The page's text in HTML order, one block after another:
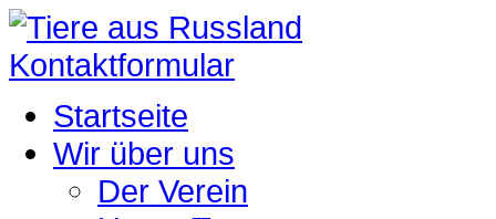
Kontaktformular
Startseite
Wir über uns
Der Verein